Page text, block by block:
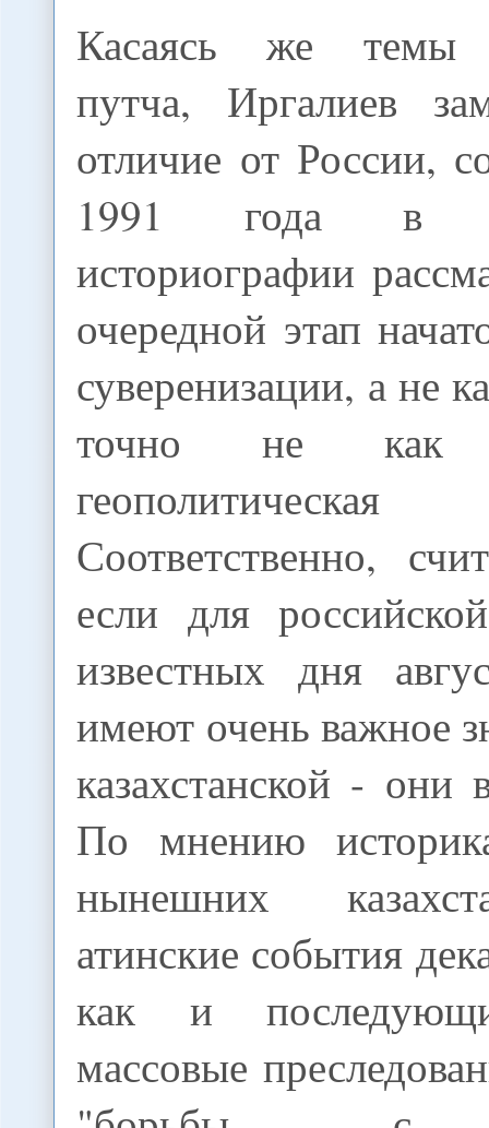
Касаясь же темы
путча, Иргалиев
отличие от России,
1991 года в
историографии
очередной этап
суверенизации, а не
точно не как
геополитическая
Соответственно,
если для
известных дня
имеют очень важное
казахстанской - они
По мнению
нынешних
атинские события
как и
массовые